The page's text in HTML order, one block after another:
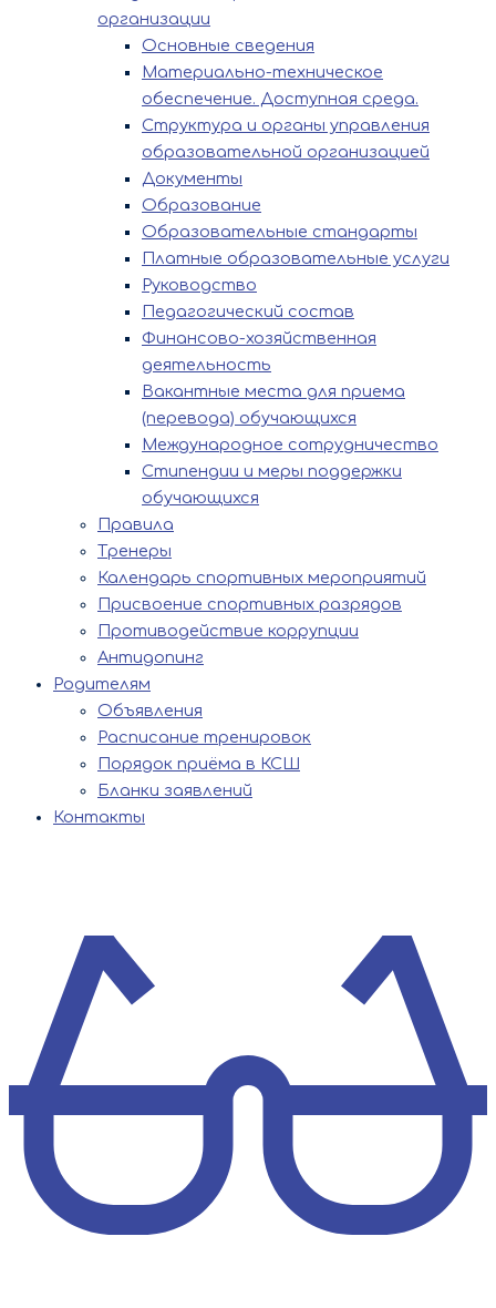
организации
Основные сведения
Материально-техническое
обеспечение. Доступная среда.
Структура и органы управления
образовательной организацией
Документы
Образование
Образовательные стандарты
Платные образовательные услуги
Руководство
Педагогический состав
Финансово-хозяйственная
деятельность
Вакантные места для приема
(перевода) обучающихся
Международное сотрудничество
Стипендии и меры поддержки
обучающихся
Правила
Тренеры
Календарь спортивных мероприятий
Присвоение спортивных разрядов
Противодействие коррупции
Антидопинг
Родителям
Объявления
Расписание тренировок
Порядок приёма в КСШ
Бланки заявлений
Контакты